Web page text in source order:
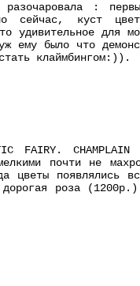
:
но сейчас, куст
удивительное для
было что
клаймбингом:)).
FAIRY.
почти не
цветы появлялись
роза (1200р.)